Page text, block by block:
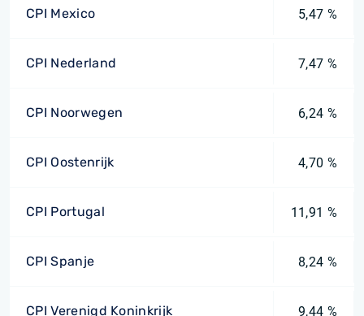
CPI Mexico 5,47 %
CPI Nederland 7,47 %
CPI Noorwegen 6,24 %
CPI Oostenrijk 4,70 %
CPI Portugal 11,91 %
CPI Spanje 8,24 %
CPI Verenigd Koninkrijk 9,44 %